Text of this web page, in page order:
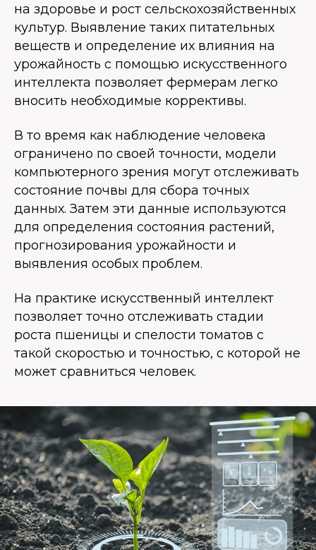
на здоровье и рост сельскохозяйственных
культур. Выявление таких питательных
веществ и определение их влияния на
урожайность с помощью искусственного
интеллекта позволяет фермерам легко
вносить необходимые коррективы.
В то время как наблюдение человека
ограничено по своей точности, модели
компьютерного зрения могут отслеживать
состояние почвы для сбора точных
данных. Затем эти данные используются
для определения состояния растений,
прогнозирования урожайности и
выявления особых проблем.
На практике искусственный интеллект
позволяет точно отслеживать стадии
роста пшеницы и спелости томатов с
такой скоростью и точностью, с которой не
может сравниться человек.